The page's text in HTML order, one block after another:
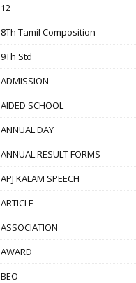
12
8Th Tamil Composition
9Th Std
ADMISSION
AIDED SCHOOL
ANNUAL DAY
ANNUAL RESULT FORMS
APJ KALAM SPEECH
ARTICLE
ASSOCIATION
AWARD
BEO